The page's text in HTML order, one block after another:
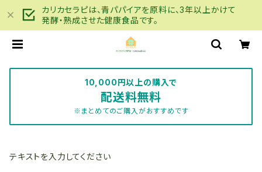
カリカセラピは、青パパイアを原料に、3年以上かけて
発酵・熟成させた健康食品です。
10,000円以上の購入で
配送料無料
※まとめてのご購入がおすすめです
テキストを入力してください